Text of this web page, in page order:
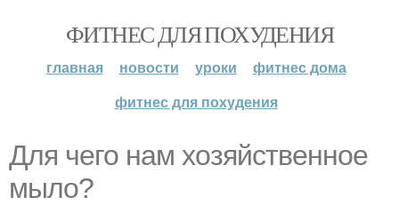
ФИТНЕС ДЛЯ ПОХУДЕНИЯ
главная новости уроки
фитнес дома
фитнес для похудения
Для чего нам хозяйственное
мыло?